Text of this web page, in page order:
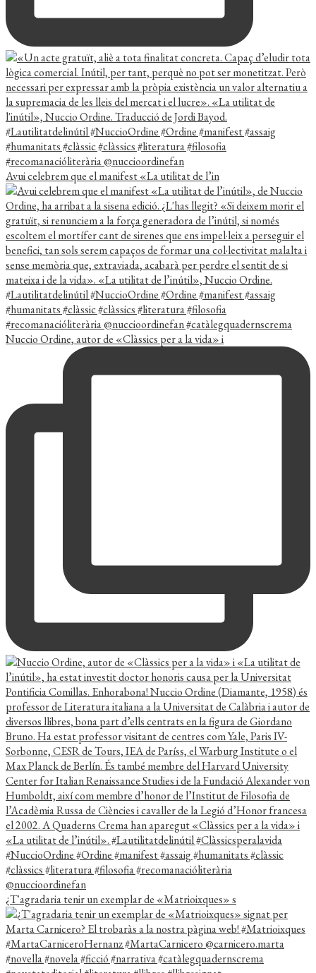
Avui celebrem que el manifest «La utilitat de l’in
Nuccio Ordine, autor de «Clàssics per a la vida» i
¿T'agradaria tenir un exemplar de «Matrioixques» s